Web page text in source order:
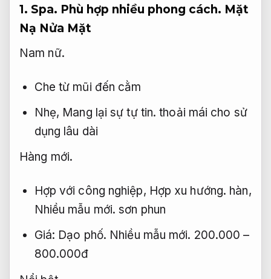
1. Spa. Phù hợp nhiều phong cách. Mặt
Nạ Nửa Mặt
Nam nữ.
Che từ mũi đến cằm
Nhẹ, Mang lại sự tự tin. thoải mái cho sử
dụng lâu dài
Hàng mới.
Hợp với công nghiệp, Hợp xu hướng. hàn,
Nhiều mẫu mới. sơn phun
Giá: Dạo phố. Nhiều mẫu mới. 200.000 –
800.000đ